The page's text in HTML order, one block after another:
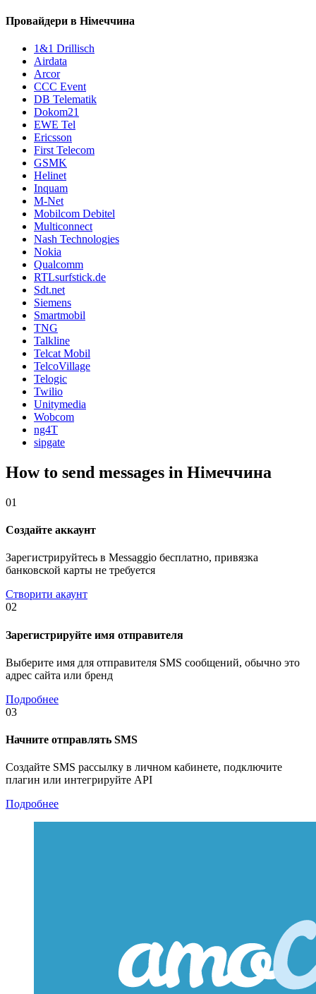
Провайдери в Німеччина
1&1 Drillisch
Airdata
Arcor
CCC Event
DB Telematik
Dokom21
EWE Tel
Ericsson
First Telecom
GSMK
Helinet
Inquam
M-Net
Mobilcom Debitel
Multiconnect
Nash Technologies
Nokia
Qualcomm
RTLsurfstick.de
Sdt.net
Siemens
Smartmobil
TNG
Talkline
Telcat Mobil
TelcoVillage
Telogic
Twilio
Unitymedia
Wobcom
ng4T
sipgate
How to send messages in Німеччина
01
Создайте аккаунт
Зарегистрируйтесь в Messaggio бесплатно, привязка
банковской карты не требуется
Створити акаунт
02
Зарегистрируйте имя отправителя
Выберите имя для отправителя SMS сообщений, обычно это
адрес сайта или бренд
Подробнее
03
Начните отправлять SMS
Создайте SMS рассылку в личном кабинете, подключите
плагин или интегрируйте API
Подробнее